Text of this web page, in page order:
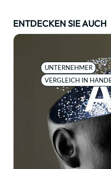
ENTDECKEN SIE AUCH
UNTERNEHMER
VERGLEICH IN